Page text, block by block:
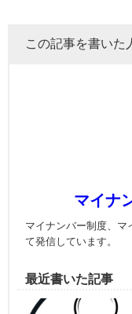
この記事を書いた
マイナ
マイナンバー制度、マ
て発信しています。
最近書いた記事